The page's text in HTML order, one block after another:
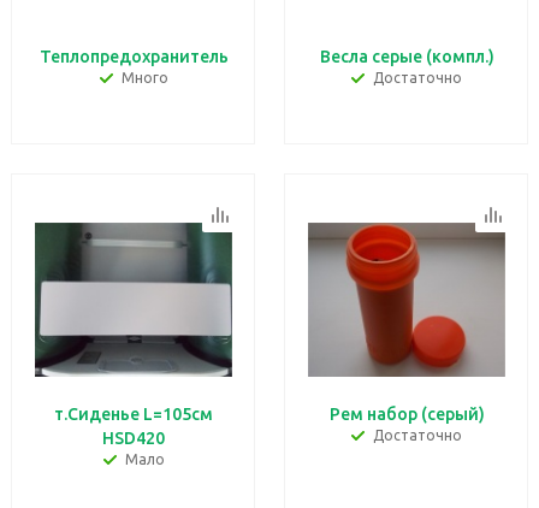
Теплопредохранитель
Много
Весла серые (компл.)
Достаточно
т.Сиденье L=105см
HSD420
Мало
Рем набор (серый)
Достаточно